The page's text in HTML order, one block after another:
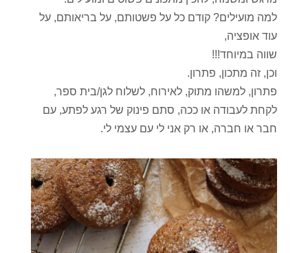
למה מועילים? קודם כל על פשטותם, על בריאותם, על
עוד אופציה,
שווה במיוחד!!!
וכן, זה מתכון, פתרון.
פתרון, למשהו מתוק, לאירוח, לשלוח לגן/בית ספר,
לקחת לעבודה או ככה, סתם פינוק של רגע לפתע, עם
חבר או חברה, או רק אני לי עם עצמי לי.